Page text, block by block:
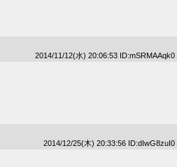
2014/11/12(水) 20:06:53 ID:mSRMAAqk0
2014/12/25(木) 20:33:56 ID:dIwG8zuI0